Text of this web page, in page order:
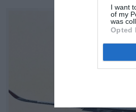
I want
of my
was
Opted